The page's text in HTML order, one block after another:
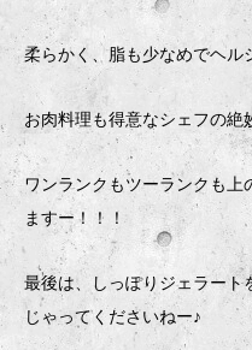
柔らかく、脂も少なめでヘル
お肉料理も得意なシェフの絶
ワンランクもツーランクも上
ますー！！！
最後は、しっぽりジェラート
じゃってくださいねー♪